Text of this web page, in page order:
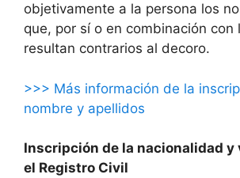
objetivamente a la persona los
que, por sí o en combinación con
resultan contrarios al decoro.
>>> Más información de la
nombre y apellidos
Inscripción de la nacionalidad y
el Registro Civil